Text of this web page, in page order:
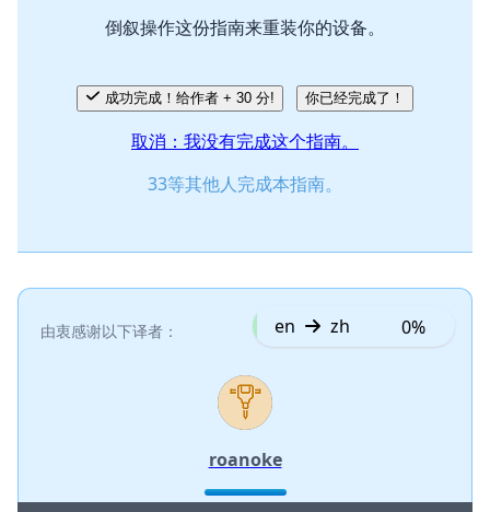
倒叙操作这份指南来重装你的设备。
成功完成！给作者 + 30 分! 你已经完成了！
取消：我没有完成这个指南。
33等其他人完成本指南。
由衷感谢以下译者： en zh 0%
roanoke